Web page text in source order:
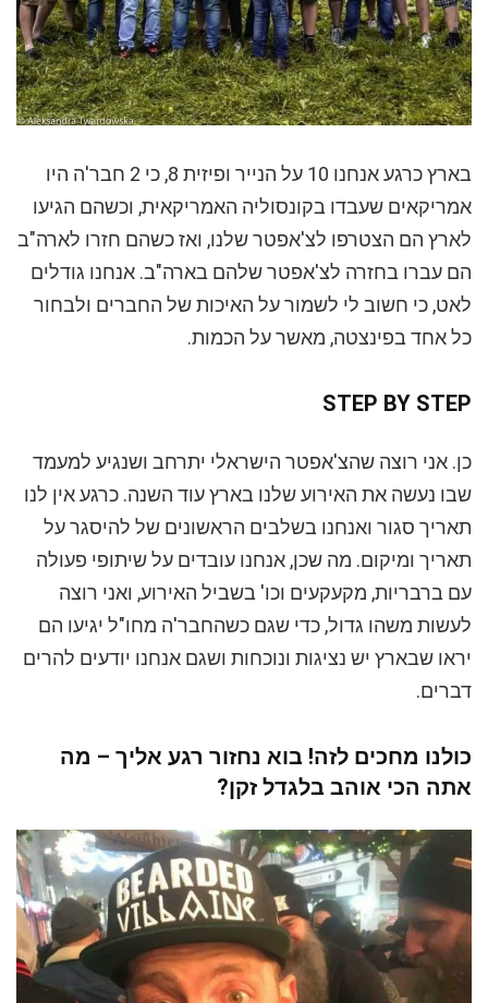
בארץ כרגע אנחנו 10 על הנייר ופיזית 8, כי 2 חבר'ה היו
אמריקאים שעבדו בקונסוליה האמריקאית, וכשהם הגיעו
לארץ הם הצטרפו לצ'אפטר שלנו, ואז כשהם חזרו לארה"ב
הם עברו בחזרה לצ'אפטר שלהם בארה"ב. אנחנו גודלים
לאט, כי חשוב לי לשמור על האיכות של החברים ולבחור
כל אחד בפינצטה, מאשר על הכמות.
STEP BY STEP
כן. אני רוצה שהצ'אפטר הישראלי יתרחב ושנגיע למעמד
שבו נעשה את האירוע שלנו בארץ עוד השנה. כרגע אין לנו
תאריך סגור ואנחנו בשלבים הראשונים של להיסגר על
תאריך ומיקום. מה שכן, אנחנו עובדים על שיתופי פעולה
עם ברבריות, מקעקעים וכו' בשביל האירוע, ואני רוצה
לעשות משהו גדול, כדי שגם כשהחבר'ה מחו"ל יגיעו הם
יראו שבארץ יש נציגות ונוכחות ושגם אנחנו יודעים להרים
דברים.
כולנו מחכים לזה! בוא נחזור רגע אליך – מה
אתה הכי אוהב בלגדל זקן?